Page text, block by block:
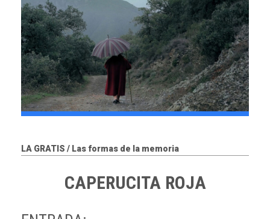
CICLOS
EL CINE
LA GRATIS / Las formas de la memoria
CAPERUCITA ROJA